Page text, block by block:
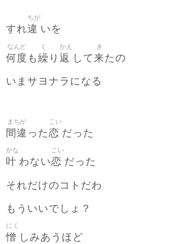
すれ違
ちが
いを
何度
なんど
も繰
く
り 返
かえ
して来
き
たの
いまサヨナラになる
間違
まちが
った恋
こい
だった
叶
かな
わない恋
こい
だった
それだけのコトだわ
もういいでしょ？
憎
にく
しみあうほど